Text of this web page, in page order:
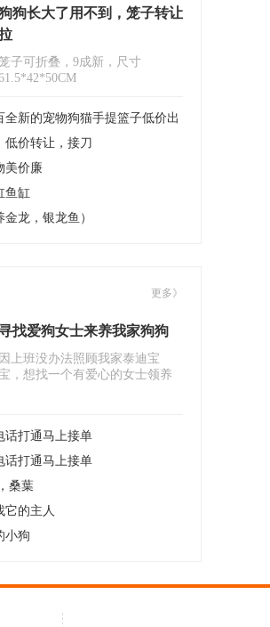
狗长大了用不到，笼子转让
笼子可折叠，9成新，尺寸
全新的宠物狗猫手提篮子低价出
15斤内狗猫~
低价转让，接刀
美价廉
鱼缸
龙，银龙鱼）
更多》
找爱狗女士来养我家狗狗
因上班没办法照顾我家泰迪宝
，想找一个有爱心的女士领养
话打通马上接单
话打通马上接单
桑葉
它的主人
小狗